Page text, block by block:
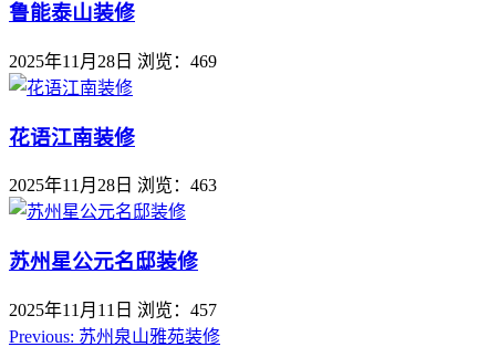
鲁能泰山装修
2025年11月28日 浏览：469
花语江南装修
2025年11月28日 浏览：463
苏州星公元名邸装修
2025年11月11日 浏览：457
Previous: 苏州泉山雅苑装修